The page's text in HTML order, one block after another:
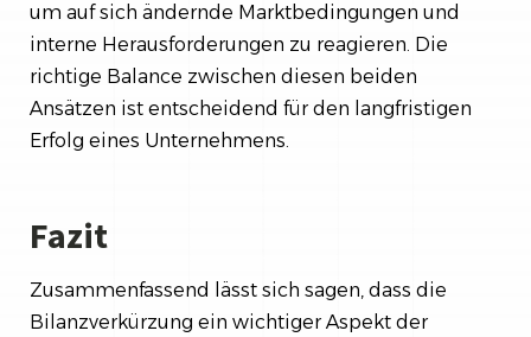
um auf sich ändernde Marktbedingungen und
interne Herausforderungen zu reagieren. Die
richtige Balance zwischen diesen beiden
Ansätzen ist entscheidend für den langfristigen
Erfolg eines Unternehmens.
Fazit
Zusammenfassend lässt sich sagen, dass die
Bilanzverkürzung ein wichtiger Aspekt der